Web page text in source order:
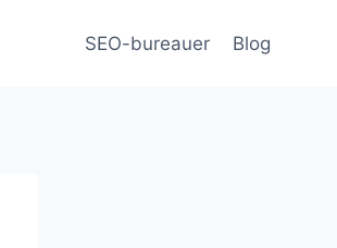
SEO-bureauer Blog